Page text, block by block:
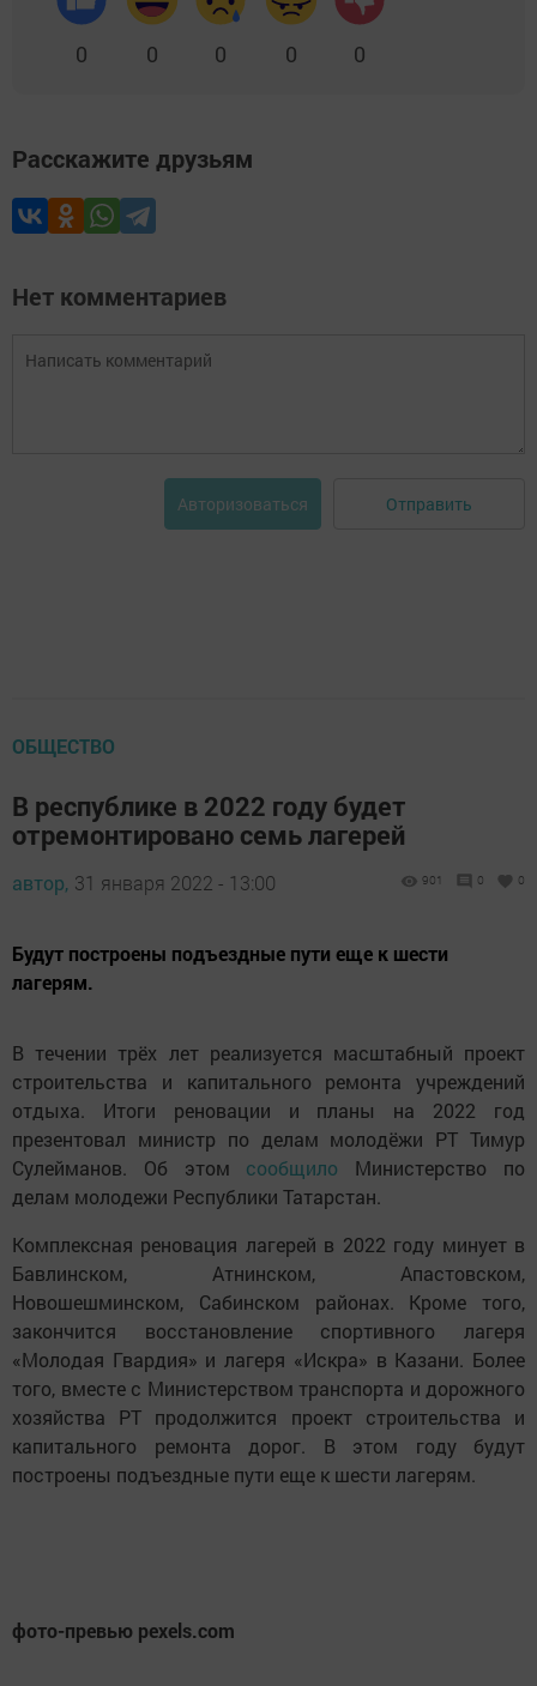
0 0 0 0 0
Расскажите друзьям
Нет комментариев
Авторизоваться Отправить
ОБЩЕСТВО
В республике в 2022 году будет
отремонтировано семь лагерей
автор, 31 января 2022 - 13:00 901 0 0
Будут построены подъездные пути еще к шести
лагерям.
В течении трёх лет реализуется масштабный проект
строительства и капитального ремонта учреждений
отдыха. Итоги реновации и планы на 2022 год
презентовал министр по делам молодёжи РТ Тимур
Сулейманов. Об этом сообщило Министерство по
делам молодежи Республики Татарстан.
Комплексная реновация лагерей в 2022 году минует в
Бавлинском, Атнинском, Апастовском,
Новошешминском, Сабинском районах. Кроме того,
закончится восстановление спортивного лагеря
«Молодая Гвардия» и лагеря «Искра» в Казани. Более
того, вместе с Министерством транспорта и дорожного
хозяйства РТ продолжится проект строительства и
капитального ремонта дорог. В этом году будут
построены подъездные пути еще к шести лагерям.
фото-превью pexels.com